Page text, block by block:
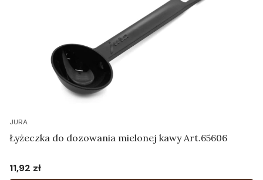
JURA
Łyżeczka do dozowania mielonej kawy Art.65606
Cena
11,92 zł